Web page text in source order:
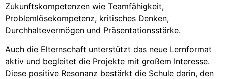
Zukunftskompetenzen wie Teamfähigkeit,
Problemlösekompetenz, kritisches Denken,
Durchhaltevermögen und Präsentationsstärke.
Auch die Elternschaft unterstützt das neue Lernformat
aktiv und begleitet die Projekte mit großem Interesse.
Diese positive Resonanz bestärkt die Schule darin, den